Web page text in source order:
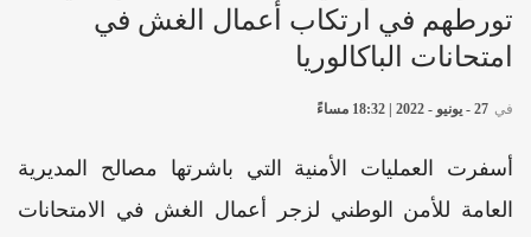
تورطهم في ارتكاب أعمال الغش في
امتحانات الباكالوريا
في 27 - يونيو - 2022 | 18:32 مساءً
أسفرت العمليات الأمنية التي باشرتها مصالح المديرية
العامة للأمن الوطني لزجر أعمال الغش في الامتحانات